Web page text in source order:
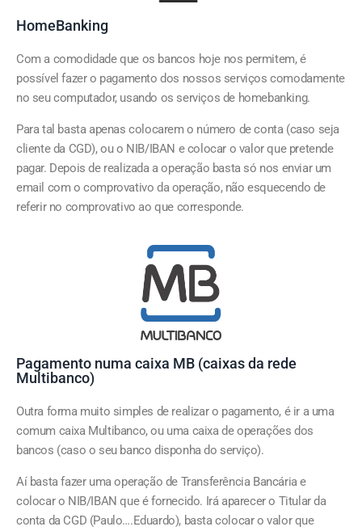
HomeBanking
Com a comodidade que os bancos hoje nos permitem, é
possível fazer o pagamento dos nossos serviços comodamente
no seu computador, usando os serviços de homebanking.
Para tal basta apenas colocarem o número de conta (caso seja
cliente da CGD), ou o NIB/IBAN e colocar o valor que pretende
pagar. Depois de realizada a operação basta só nos enviar um
email com o comprovativo da operação, não esquecendo de
referir no comprovativo ao que corresponde.
Pagamento numa caixa MB (caixas da rede
Multibanco)
Outra forma muito simples de realizar o pagamento, é ir a uma
comum caixa Multibanco, ou uma caixa de operações dos
bancos (caso o seu banco disponha do serviço).
Aí basta fazer uma operação de Transferência Bancária e
colocar o NIB/IBAN que é fornecido. Irá aparecer o Titular da
conta da CGD (Paulo….Eduardo), basta colocar o valor que